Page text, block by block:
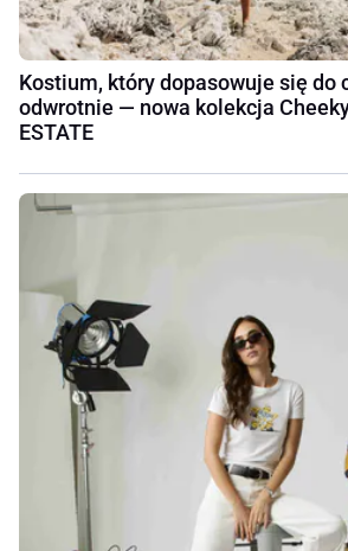
Kostium, który dopasowuje się do
odwrotnie — nowa kolekcja
ESTATE